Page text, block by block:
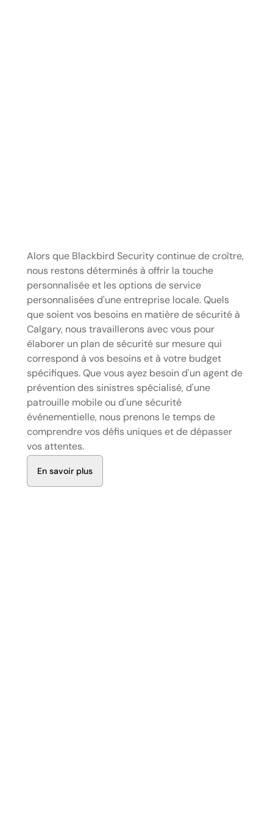
Alors que Blackbird Security continue de croître,
nous restons déterminés à offrir la touche
personnalisée et les options de service
personnalisées d'une entreprise locale. Quels
que soient vos besoins en matière de sécurité à
Calgary, nous travaillerons avec vous pour
élaborer un plan de sécurité sur mesure qui
correspond à vos besoins et à votre budget
spécifiques. Que vous ayez besoin d'un agent de
prévention des sinistres spécialisé, d'une
patrouille mobile ou d'une sécurité
événementielle, nous prenons le temps de
comprendre vos défis uniques et de dépasser
vos attentes.
En savoir plus